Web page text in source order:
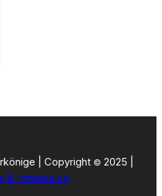
| Copyright © 2025 |
& Impressum